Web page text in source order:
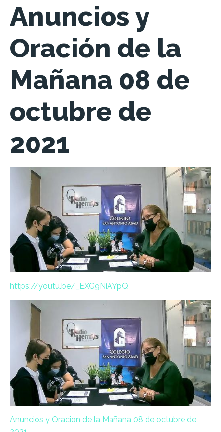
Anuncios y
Oración de la
Mañana 08 de
octubre de
2021
https://youtu.be/_EXG9NiAYpQ
Anuncios y Oración de la Mañana 08 de octubre de